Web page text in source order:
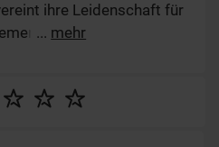
ihre Leidenschaft für
für die Vision der
sich für die ERF Vision
... mehr